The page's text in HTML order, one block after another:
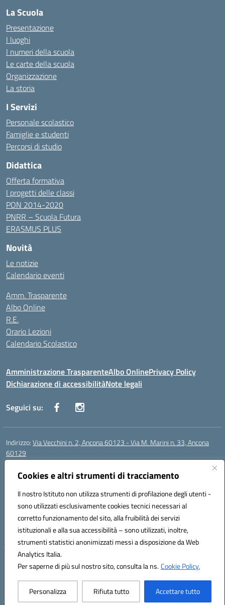
Cookies e altri strumenti di tracciamento
Il nostro Istituto non utilizza strumenti di profilazione degli utenti -
sono utilizzati esclusivamente cookies tecnici necessari al
corretto funzionamento del sito, alla fruibilità dei servizi
istituzionali e alla sua accessibilità – sono utilizzati, inoltre,
strumenti statistici anonimizzati messi a disposizione da Web
Analytics Italia.
Per saperne di più sul nostro sito, consulta la ns.Cookie Policy.
Personalizza Rifiuta tutto Accettare tutto
La Scuola
Presentazione
I luoghi
I numeri della scuola
Le carte della scuola
Organizzazione
La storia
I Servizi
Personale scolastico
Famiglie e studenti
Percorsi di studio
Didattica
Offerta formativa
I progetti delle classi
PON 2014-2020
PNRR – Scuola Futura
ERASMUS PLUS
Novità
Le notizie
Calendario eventi
Amm. Trasparente
Albo Online
R.E.
Orario Lezioni
Calendario Scolastico
Amministrazione TrasparenteAlbo OnlinePrivacy Policy
Dichiarazione di accessibilitàNote legali
Seguici su:
Indirizzo:Via Vecchini n. 2, Ancona 60123 - Via M. Marini n. 33, Ancona
60129
Centralino:
Posta elettronica certificata (PEC):anis01200g@pec.istruzione.it
Codice fiscale: 93122280428
Codice meccanografico:ANIS01200G
Codice Indice delle Pubbliche Amministrazioni (IPA): istsc_ANIS01200G
Codice unico di fatturazione (CUF): UF434M
Hosting & Powered by 3D Solution S.r.l.
Concept & Design by Designers Italia